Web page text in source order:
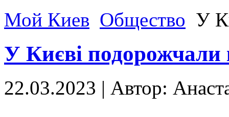
Мой Киев Общество У
У Києві подорожчали
22.03.2023 | Автор: